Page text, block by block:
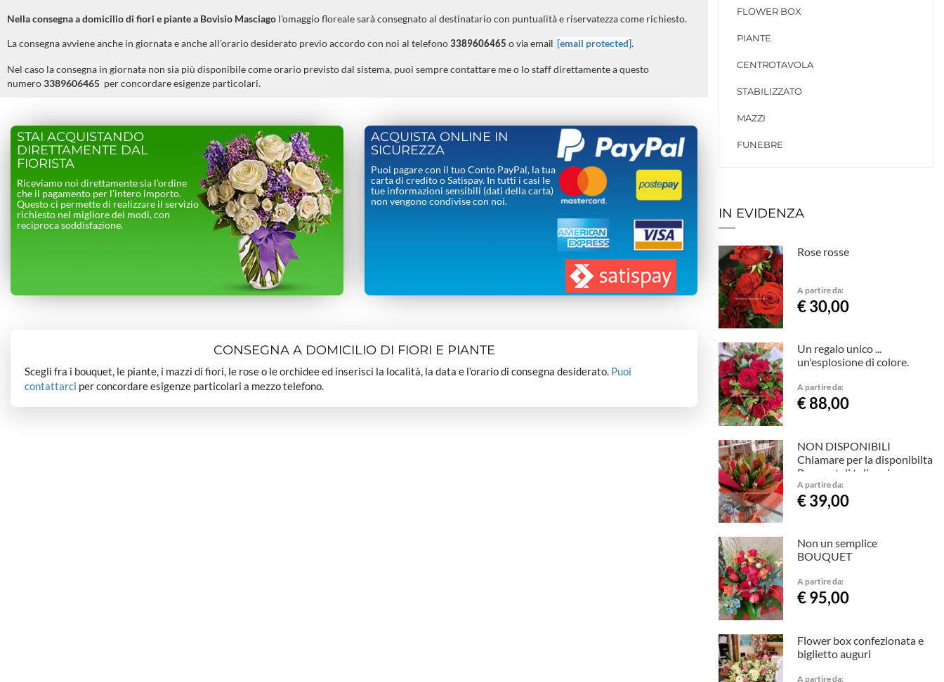
Nella consegna a domicilio di fiori e piante a Bovisio Masciago l’omaggio floreale sarà consegnato al destinatario con puntualità e riservatezza come richiesto.
La consegna avviene anche in giornata e anche all’orario desiderato previo accordo con noi al telefono 3389606465 o via email [email protected].
Nel caso la consegna in giornata non sia più disponibile come orario previsto dal sistema, puoi sempre contattare me o lo staff direttamente a questo
numero3389606465 per concordare esigenze particolari.
STAI ACQUISTANDO
DIRETTAMENTE DAL
FIORISTA
Riceviamo noi direttamente sia l’ordine
che il pagamento per l’intero importo.
Questo ci permette di realizzare il servizio
richiesto nel migliore dei modi, con
reciproca soddisfazione.
ACQUISTA ONLINE IN
SICUREZZA
Puoi pagare con il tuo Conto PayPal, la tua
carta di credito o Satispay. In tutti i casi le
tue informazioni sensibili (dati della carta)
non vengono condivise con noi.
CONSEGNA A DOMICILIO DI FIORI E PIANTE
Scegli fra i bouquet, le piante, i mazzi di fiori, le rose o le orchidee ed inserisci la località, la data e l’orario di consegna desiderato. Puoi
contattarci per concordare esigenze particolari a mezzo telefono.
FLOWER BOX
PIANTE
CENTROTAVOLA
STABILIZZATO
MAZZI
FUNEBRE
IN EVIDENZA
Rose rosse
A partire da:
€ 30,00
Un regalo unico ...
un'esplosione di colore.
A partire da:
€ 88,00
NON DISPONIBILI
Chiamare per la disponibilta
Bouquet di tulipani con
biglietto auguri.
A partire da:
€ 39,00
Non un semplice
BOUQUET
A partire da:
€ 95,00
Flower box confezionata e
biglietto auguri
A partire da: